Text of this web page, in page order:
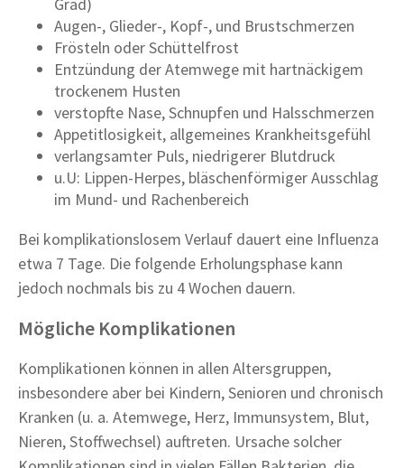
Augen-, Glieder-, Kopf-, und Brustschmerzen
Frösteln oder Schüttelfrost
Entzündung der Atemwege mit hartnäckigem
trockenem Husten
verstopfte Nase, Schnupfen und Halsschmerzen
Appetitlosigkeit, allgemeines Krankheitsgefühl
verlangsamter Puls, niedrigerer Blutdruck
u.U: Lippen-Herpes, bläschenförmiger Ausschlag
im Mund- und Rachenbereich
Bei komplikationslosem Verlauf dauert eine Influenza
etwa 7 Tage. Die folgende Erholungsphase kann
jedoch nochmals bis zu 4 Wochen dauern.
Mögliche Komplikationen
Komplikationen können in allen Altersgruppen,
insbesondere aber bei Kindern, Senioren und chronisch
Kranken (u. a. Atemwege, Herz, Immunsystem, Blut,
Nieren, Stoffwechsel) auftreten. Ursache solcher